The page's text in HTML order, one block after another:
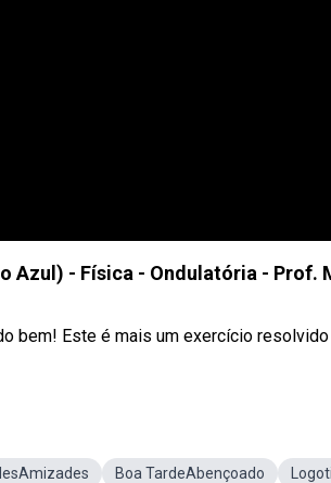
Azul) - Física - Ondulatória - Prof.
bem! Este é mais um exercício resolvido
Boa TardeAbençoado